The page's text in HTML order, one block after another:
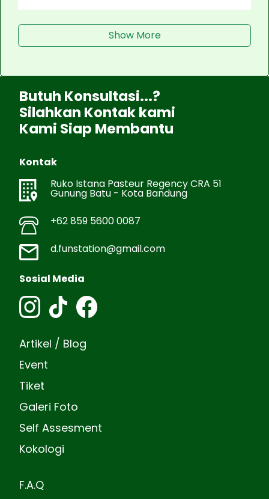
Show More
Butuh Konsultasi...?
Silahkan Kontak kami
Kami Siap Membantu
Kontak
Ruko Istana Pasteur Regency CRA 51
Gunung Batu - Kota Bandung
+62 859 5600 0087
d.funstation@gmail.com
Sosial Media
Artikel / Blog
Event
Tiket
Galeri Foto
Self Assesment
Kokologi
F.A.Q